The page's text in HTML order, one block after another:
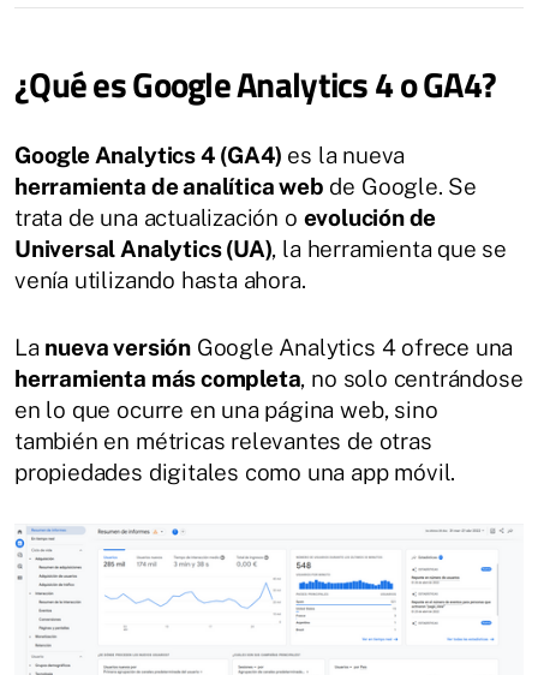
¿Qué es Google Analytics 4 o GA4?
Google Analytics 4 (GA4) es la nueva
herramienta de analítica web de Google. Se
trata de una actualización o evolución de
Universal Analytics (UA), la herramienta que se
venía utilizando hasta ahora.
La nueva versiónGoogle Analytics 4 ofrece una
herramienta más completa, no solo centrándose
en lo que ocurre en una página web, sino
también en métricas relevantes de otras
propiedades digitales como una app móvil.